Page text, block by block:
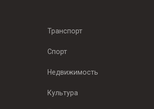
Транспорт
Спорт
Недвижимость
Культура